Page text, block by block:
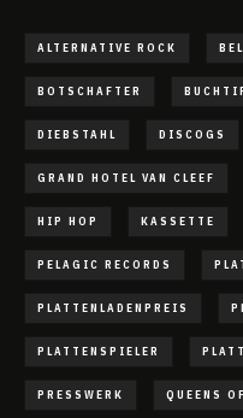
ALTERNATIVE ROCK
BOTSCHAFTER
DIEBSTAHL DISCOGS
GRAND HOTEL VAN CLEEF
HIP HOP KASSETTE
PELAGIC RECORDS
PLATTENLADENPREIS
PLATTENSPIELER
PRESSWERK QUEENS